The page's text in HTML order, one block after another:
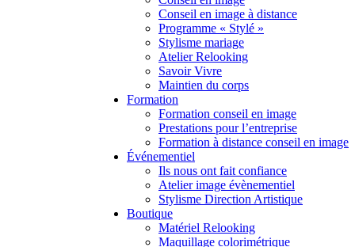
Conseil en image à distance
Programme « Stylé »
Stylisme mariage
Atelier Relooking
Savoir Vivre
Maintien du corps
Formation
Formation conseil en image
Prestations pour l’entreprise
Formation à distance conseil en image
Événementiel
Ils nous ont fait confiance
Atelier image évènementiel
Stylisme Direction Artistique
Boutique
Matériel Relooking
Maquillage colorimétrique